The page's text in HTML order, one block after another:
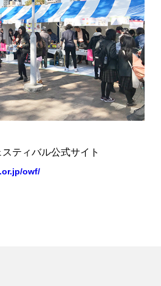
スティバル公式サイト
owf/